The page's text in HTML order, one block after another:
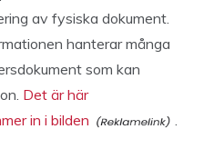
av fysiska dokument.
hanterar många
som kan
Det är här
in i bilden
.